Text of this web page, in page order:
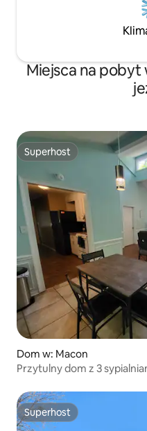
Miejsca na
Superhost
Superhost
Dom w: Macon
Przytulny dom z 3
Superhost
Superhost